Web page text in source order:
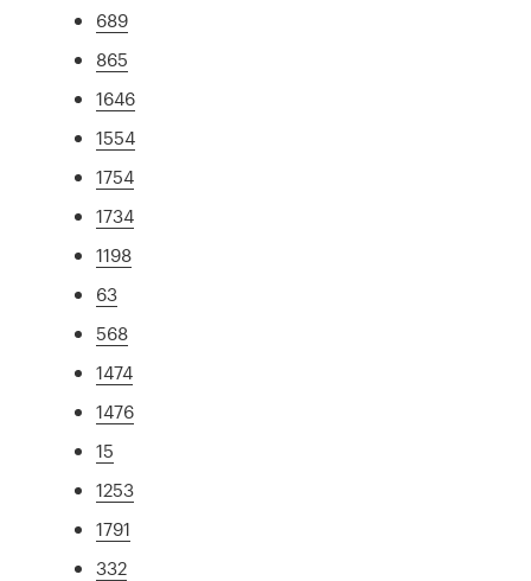
689
865
1646
1554
1754
1734
1198
63
568
1474
1476
15
1253
1791
332